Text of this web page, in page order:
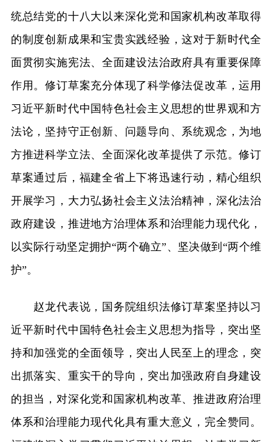
统总结党的十八大以来深化党和国家机构改革取得
的制度创新成果和宝贵实践经验，这对于新时代全
面贯彻实施宪法、全面建设法治政府具有重要保障
作用。修订草案充分体现了科学修法促改革，运用
习近平新时代中国特色社会主义思想的世界观和方
法论，坚持守正创新、问题导向、系统观念，为地
方推进科学立法、全面深化改革提供了示范。修订
草案通过后，福建全省上下将迅速行动，精心组织
开展学习，大力弘扬社会主义法治精神，深化法治
政府建设，推进地方治理体系和治理能力现代化，
以实际行动坚定拥护“两个确立”、坚决做到“两个维
护”。
赵龙代表说，国务院组织法修订草案坚持以习
近平新时代中国特色社会主义思想为指导，突出坚
持和加强党的全面领导，突出人民至上的理念，突
出抓落实、重实干的导向，突出加强政府自身建设
的担当，对深化党和国家机构改革、推进政府治理
体系和治理能力现代化具有重大意义，完全赞同。